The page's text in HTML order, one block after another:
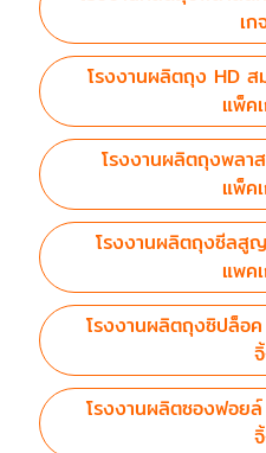
เก
โรงงานผลิตถุง HD ส
แพ็ค
โรงงานผลิตถุงพลา
แพ็ค
โรงงานผลิตถุงซีลสู
แพค
โรงงานผลิตถุงซิปล็อ
โรงงานผลิตซองฟอย